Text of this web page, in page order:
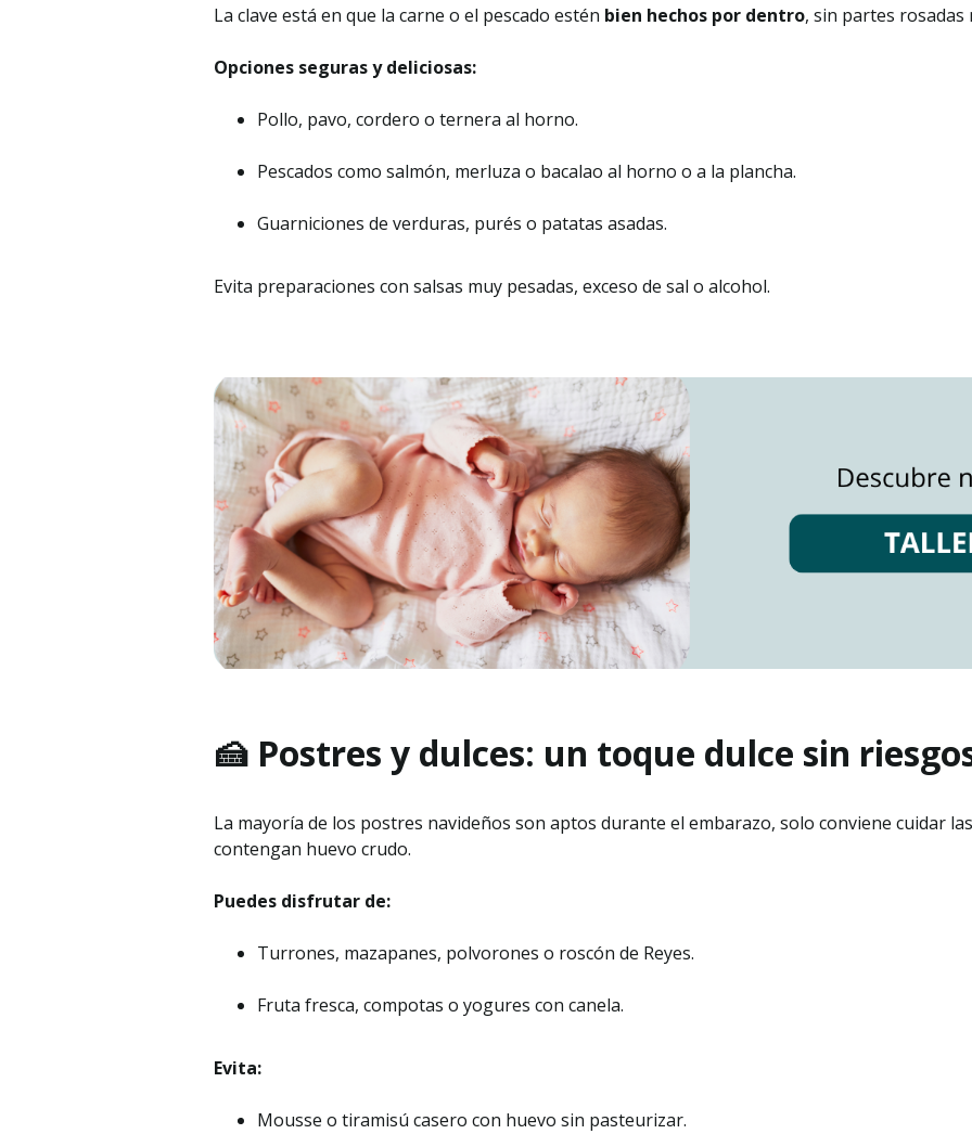
La clave está en que la carne o el pescado estén bien hechos por dentro, sin partes rosadas
Opciones seguras y deliciosas:
Pollo, pavo, cordero o ternera al horno.
Pescados como salmón, merluza o bacalao al horno o a la plancha.
Guarniciones de verduras, purés o patatas asadas.
Evita preparaciones con salsas muy pesadas, exceso de sal o alcohol.
🍰 Postres y dulces: un toque dulce sin
La mayoría de los postres navideños son aptos durante el embarazo, solo conviene cuidar
contengan huevo crudo.
Puedes disfrutar de:
Turrones, mazapanes, polvorones o roscón de Reyes.
Fruta fresca, compotas o yogures con canela.
Evita:
Mousse o tiramisú casero con huevo sin pasteurizar.